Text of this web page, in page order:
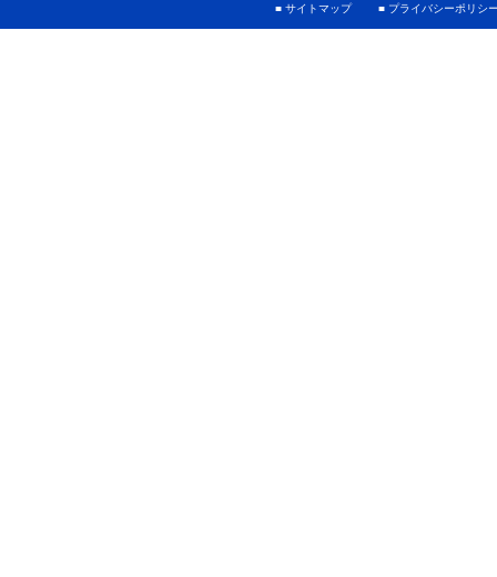
■ プライバシーポリシ
■ サイトマップ